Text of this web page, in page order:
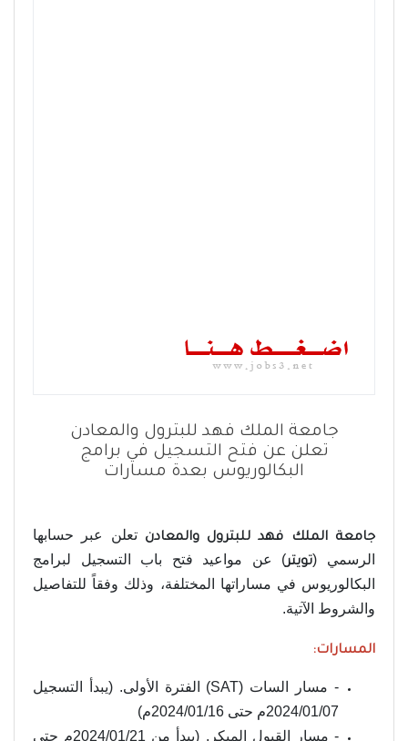
جامعة الملك فهد للبترول والمعادن
تعلن عن فتح التسجيل في برامج
البكالوريوس بعدة مسارات
جامعة الملك فهد للبترول والمعادن تعلن عبر حسابها
الرسمي (تويتر) عن مواعيد فتح باب التسجيل لبرامج
البكالوريوس في مساراتها المختلفة، وذلك وفقاً للتفاصيل
والشروط الآتية.
المسارات:
- مسار السات (SAT) الفترة الأولى. (يبدأ التسجيل
2024/01/07م حتى 2024/01/16م)
- مسار القبول المبكر. (يبدأ من 2024/01/21م حتى